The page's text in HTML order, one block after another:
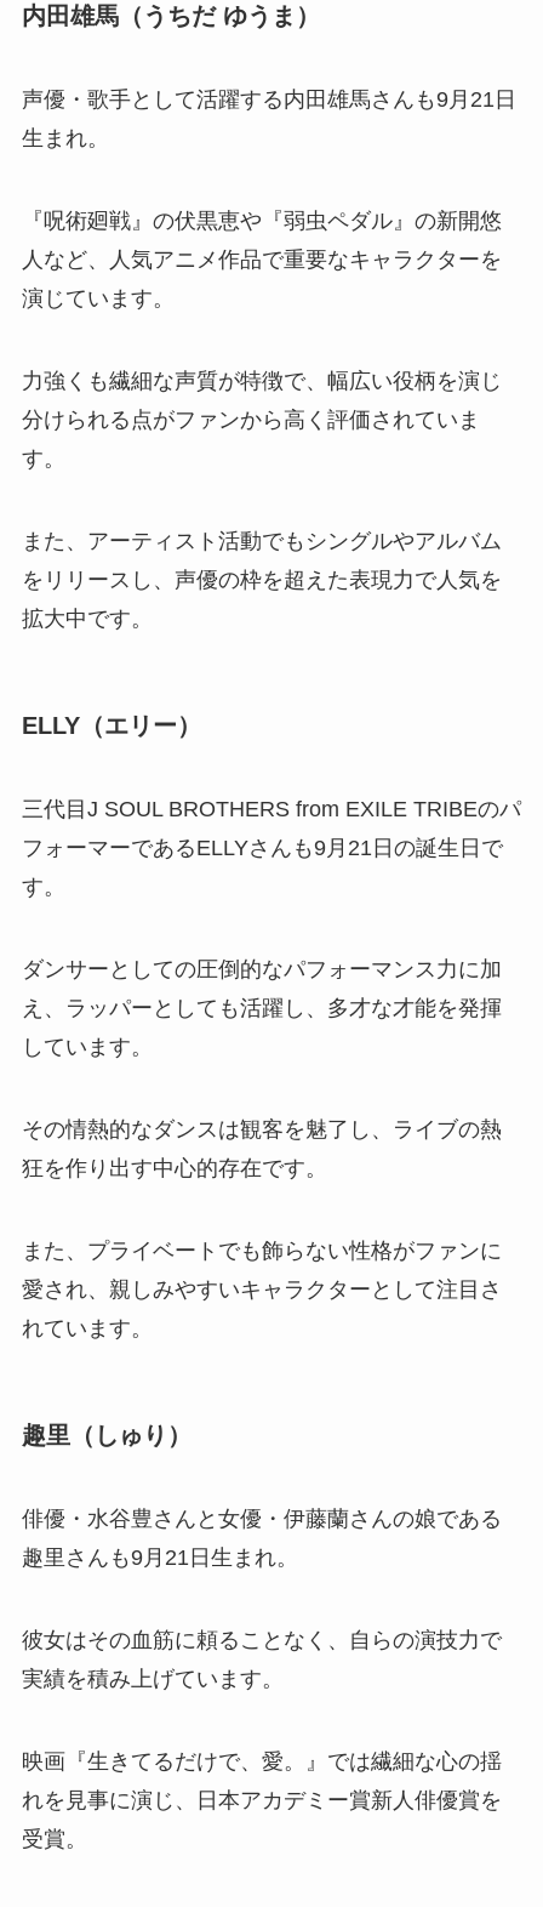
内田雄馬（うちだ ゆうま）
声優・歌手として活躍する内田雄馬さんも9月21日
生まれ。
『呪術廻戦』の伏黒恵や『弱虫ペダル』の新開悠
人など、人気アニメ作品で重要なキャラクターを
演じています。
力強くも繊細な声質が特徴で、幅広い役柄を演じ
分けられる点がファンから高く評価されていま
す。
また、アーティスト活動でもシングルやアルバム
をリリースし、声優の枠を超えた表現力で人気を
拡大中です。
ELLY（エリー）
三代目J SOUL BROTHERS from EXILE TRIBEのパ
フォーマーであるELLYさんも9月21日の誕生日で
す。
ダンサーとしての圧倒的なパフォーマンス力に加
え、ラッパーとしても活躍し、多才な才能を発揮
しています。
その情熱的なダンスは観客を魅了し、ライブの熱
狂を作り出す中心的存在です。
また、プライベートでも飾らない性格がファンに
愛され、親しみやすいキャラクターとして注目さ
れています。
趣里（しゅり）
俳優・水谷豊さんと女優・伊藤蘭さんの娘である
趣里さんも9月21日生まれ。
彼女はその血筋に頼ることなく、自らの演技力で
実績を積み上げています。
映画『生きてるだけで、愛。』では繊細な心の揺
れを見事に演じ、日本アカデミー賞新人俳優賞を
受賞。